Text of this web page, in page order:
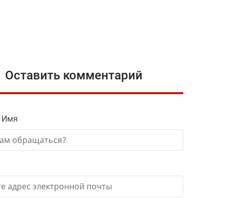
Оставить комментарий
Имя